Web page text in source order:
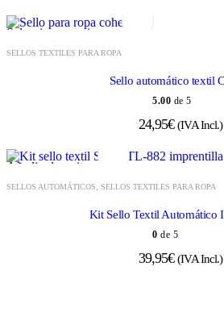
Seleccionar opciones
SELLOS TEXTILES PARA ROPA
Sello automático textil
5.00 de 5
24,95€ (IVA Incl.)
Añadir al carrito
SELLOS AUTOMÁTICOS SELLOS TEXTILES PARA ROPA
Kit Sello Textil Automático
0 de 5
39,95€ (IVA Incl.)